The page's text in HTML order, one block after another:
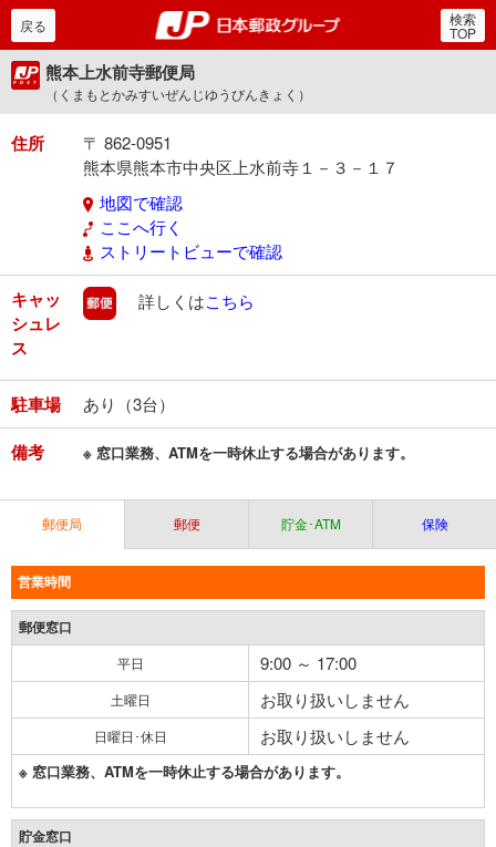
郵便局・日本郵政グルー
戻る 検索
TOP
熊本上水前寺郵便局
（くまもとかみすいぜんじゆうびんきょく）
住所
〒 862-0951
熊本県熊本市中央区上水前寺１－３－１７
地図で確認
ここへ行く
ストリートビューで確認
キャッ
シュレ
ス
郵便
詳しくはこちら
駐車場 あり（3台）
備考 ※ 窓口業務、ATMを一時休止する場合があります。
郵便局 郵便 貯金･ATM 保険
営業時間
郵便窓口
平日 9:00 ～ 17:00
土曜日 お取り扱いしません
日曜日･休日 お取り扱いしません
※ 窓口業務、ATMを一時休止する場合があります。
貯金窓口